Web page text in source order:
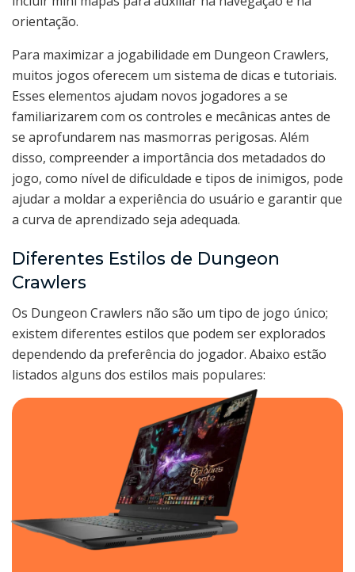
orientação.
Para maximizar a jogabilidade em Dungeon Crawlers,
muitos jogos oferecem um sistema de dicas e tutoriais.
Esses elementos ajudam novos jogadores a se
familiarizarem com os controles e mecânicas antes de
se aprofundarem nas masmorras perigosas. Além
disso, compreender a importância dos metadados do
jogo, como nível de dificuldade e tipos de inimigos, pode
ajudar a moldar a experiência do usuário e garantir que
a curva de aprendizado seja adequada.
Diferentes Estilos de Dungeon
Crawlers
Os Dungeon Crawlers não são um tipo de jogo único;
existem diferentes estilos que podem ser explorados
dependendo da preferência do jogador. Abaixo estão
listados alguns dos estilos mais populares: